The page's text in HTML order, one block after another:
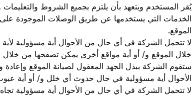
يُقر المستخدم ويتعهد بأن يلتزم بجميع الشروط
الخدمات التي يستخدمها عن طريق الوصلات الموجودة على
الموقع.
لا تتحمل الشركة في أي حال من الأحوال أية مسؤولية
خلال الموقع و/ أو أية مواقع أخرى يمكن تصفحها من خلال
ستقوم الشركة ببذل الجهد المعقول لصيانة الموقع
الأحوال أية مسؤولية في حال حدوث أي خلل و/ أو أية
لا تتحمل الشركة في أي حال من الأحوال أية مسؤولية